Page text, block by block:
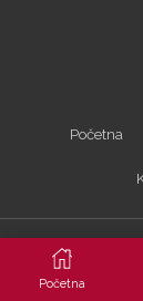
Početna
Kopiranje sadržaja
zadržana
Početna